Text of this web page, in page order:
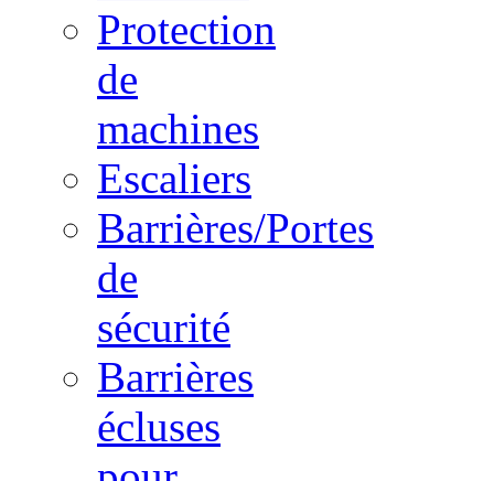
Protection
de
machines
Escaliers
Barrières/Portes
de
sécurité
Barrières
écluses